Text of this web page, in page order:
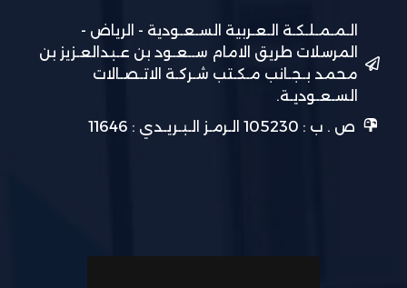
الـمـمـلـكـة الـعـربية السـعـودية - الرياض -
المرسلات طريق الامام ســعـود بن عـبدالعـزيز بن
محمد بـجـانب مـكـتب شـركـة الاتـصـالات
السـعـوديـة.
ص . ب : 105230 الـرمـز الـبـريـدي : 11646